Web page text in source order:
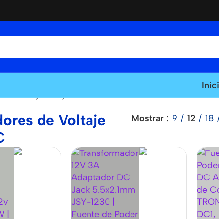
Voltaje AC y DC
de Voltaje
Mostrar 9 12 18